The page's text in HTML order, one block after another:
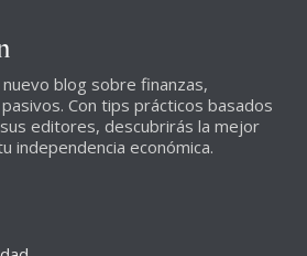
blog sobre finanzas,
Con tips prácticos basados
editores, descubrirás la mejor
independencia económica.